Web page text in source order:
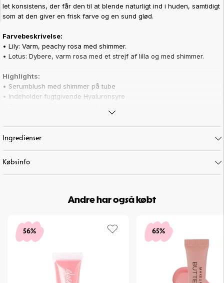
let konsistens, der får den til at blende naturligt ind i huden, samtidigt
som at den giver en frisk farve og en sund glød.
Farvebeskrivelse:
• Lily: Varm, peachy rosa med shimmer.
• Lotus: Dybere, varm rosa med et strejf af lilla og med shimmer.
Highlights:
• Serumblush med shimmer på tube
• Indeholder fugtgivende Hyaluronsyre
Art. nr:10-38
Ingredienser
Købsinfo
Andre har også købt
56% 65%